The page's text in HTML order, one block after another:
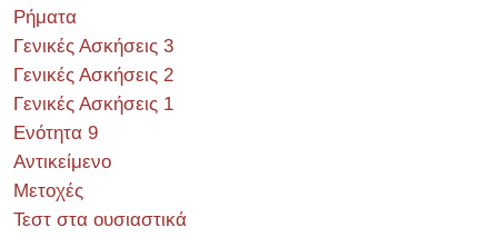
Ρήματα
Γενικές Ασκήσεις 3
Γενικές Ασκήσεις 2
Γενικές Ασκήσεις 1
Ενότητα 9
Αντικείμενο
Μετοχές
Τεστ στα ουσιαστικά